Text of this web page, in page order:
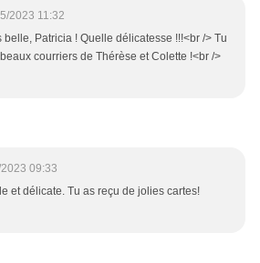
2023 11:32
belle, Patricia ! Quelle délicatesse !!!<br /> Tu
courriers de Thérèse et Colette !<br />
09:33
et délicate. Tu as reçu de jolies cartes!